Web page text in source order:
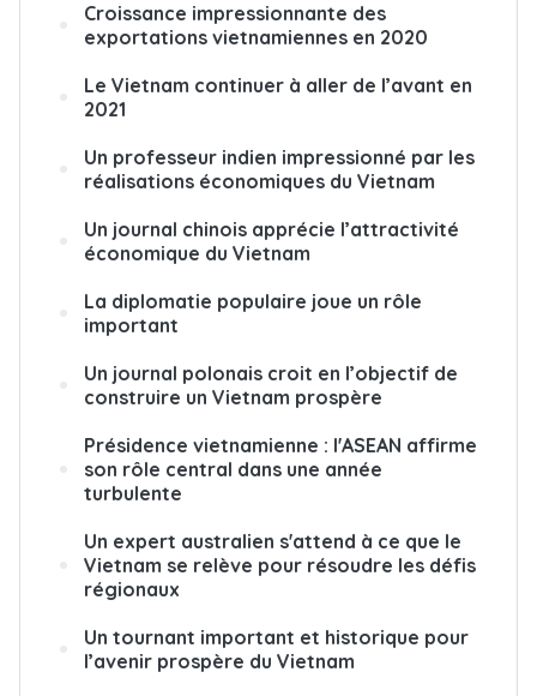
Croissance impressionnante des
exportations vietnamiennes en 2020
Le Vietnam continuer à aller de l’avant en
2021
Un professeur indien impressionné par les
réalisations économiques du Vietnam
Un journal chinois apprécie l’attractivité
économique du Vietnam
La diplomatie populaire joue un rôle
important
Un journal polonais croit en l’objectif de
construire un Vietnam prospère
Présidence vietnamienne : l'ASEAN affirme
son rôle central dans une année
turbulente
Un expert australien s'attend à ce que le
Vietnam se relève pour résoudre les défis
régionaux
Un tournant important et historique pour
l’avenir prospère du Vietnam